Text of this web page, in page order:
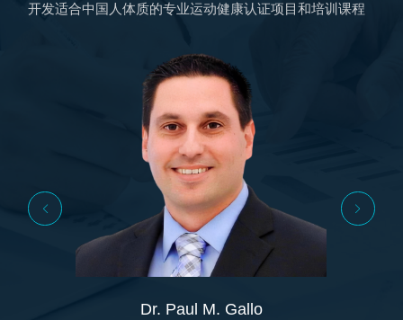
开发适合中国人体质的专业运动健康认证项目和培训课程
Dr. Paul M. Gallo